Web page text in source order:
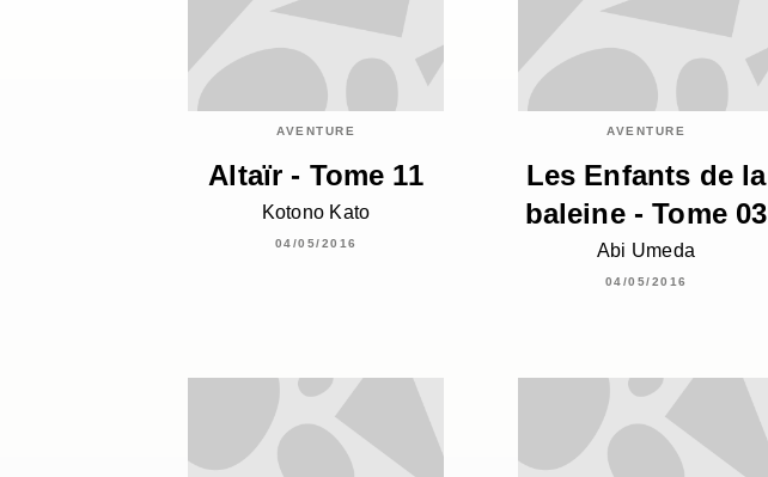
AVENTURE
Altaïr - Tome 11
Kotono Kato
04/05/2016
AVENTURE
Les Enfants de la
baleine - Tome 03
Abi Umeda
04/05/2016